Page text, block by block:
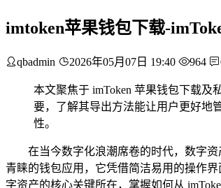
imtoken苹果钱包下载-
qbadmin 2026年05月07日 19:40 964
本文聚焦于 imToken 苹果钱包下载
要，了解其导出方法能让用户更好地
性。
在当今数字化浪潮席卷的时代，数字
青睐的钱包应用，它凭借简洁易用的操作
字资产的核心关键所在，掌握如何从